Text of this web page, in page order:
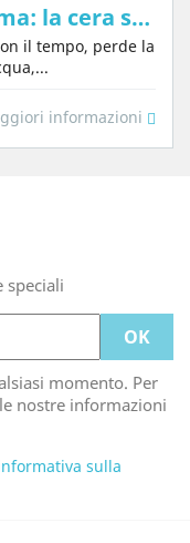
Cera di protezione estrema: la cera speciale per Tadelakt e stucchi di lusso
il tempo, perde la
informazioni
speciali
momento. Per
nostre informazioni
sulla